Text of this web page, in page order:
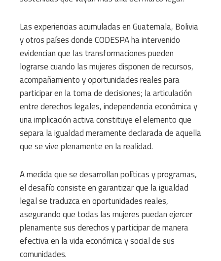
Las experiencias acumuladas en Guatemala, Bolivia
y otros países donde CODESPA ha intervenido
evidencian que las transformaciones pueden
lograrse cuando las mujeres disponen de recursos,
acompañamiento y oportunidades reales para
participar en la toma de decisiones; la articulación
entre derechos legales, independencia económica y
una implicación activa constituye el elemento que
separa la igualdad meramente declarada de aquella
que se vive plenamente en la realidad.
A medida que se desarrollan políticas y programas,
el desafío consiste en garantizar que la igualdad
legal se traduzca en oportunidades reales,
asegurando que todas las mujeres puedan ejercer
plenamente sus derechos y participar de manera
efectiva en la vida económica y social de sus
comunidades.